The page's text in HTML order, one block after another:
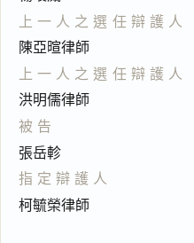
上一人之選任辯護人
陳亞暄律師
上一人之選任辯護人
洪明儒律師
被告
張岳軫
指定辯護人
柯毓榮律師